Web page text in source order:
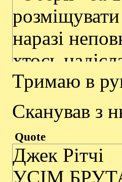
наразі
хтось
Тримаю в
Сканував з
Quote
Джек Рітчі
УСІМ